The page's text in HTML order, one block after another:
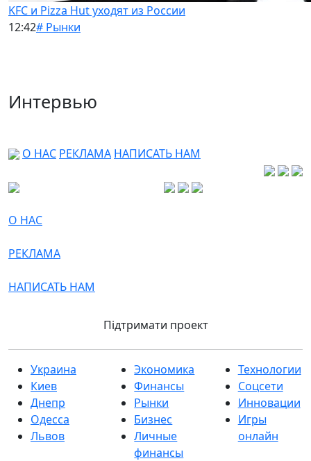
KFC и Pizza Hut уходят из России
12:42# Рынки
Интервью
О НАС РЕКЛАМА НАПИСАТЬ НАМ
О НАС
РЕКЛАМА
НАПИСАТЬ НАМ
Підтримати проект
Украина
Киев
Днепр
Одесса
Львов
Экономика
Финансы
Рынки
Бизнес
Личные
финансы
Технологии
Соцсети
Инновации
Игры
онлайн